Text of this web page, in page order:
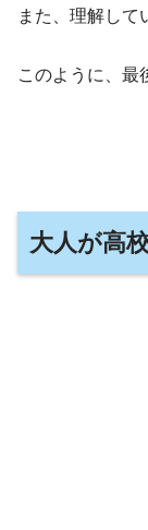
また、理解して
このように、最
大人が高